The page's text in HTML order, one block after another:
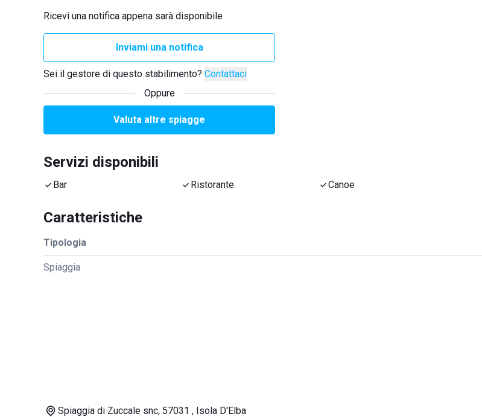
Ricevi una notifica appena sarà disponibile
Inviami una notifica
Sei il gestore di questo stabilimento? Contattaci
Oppure
Valuta altre spiagge
Servizi disponibili
Bar Ristorante Canoe
Caratteristiche
Tipologia
Spiaggia
Spiaggia di Zuccale snc, 57031 , Isola D'Elba